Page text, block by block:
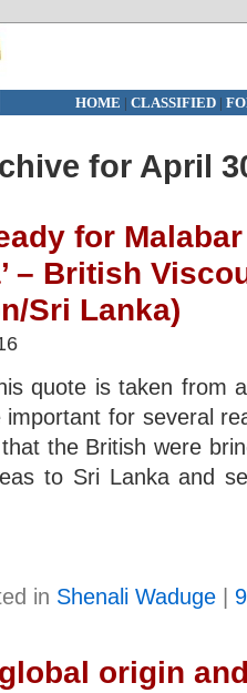
HOME | CLASSIFIED|
for April
for
– British
Sri Lanka)
quote is taken from
for several
the British were
to Sri Lanka and
in Shenali Waduge |
origin